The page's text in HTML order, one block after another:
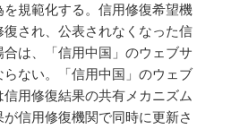
規範化する。信用修復希望機
され、公表されなくなった信
は、「信用中国」のウェブサ
ない。「信用中国」のウェブ
用修復結果の共有メカニズム
信用修復機関で同時に更新さ